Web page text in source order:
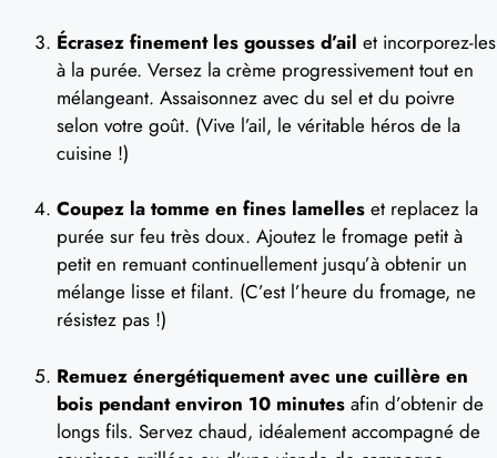
Écrasez finement les gousses d’ail et incorporez-les
à la purée. Versez la crème progressivement tout en
mélangeant. Assaisonnez avec du sel et du poivre
selon votre goût. (Vive l’ail, le véritable héros de la
cuisine !)
Coupez la tomme en fines lamelles et replacez la
purée sur feu très doux. Ajoutez le fromage petit à
petit en remuant continuellement jusqu’à obtenir un
mélange lisse et filant. (C’est l’heure du fromage, ne
résistez pas !)
Remuez énergétiquement avec une cuillère en
bois pendant environ 10 minutes afin d’obtenir de
longs fils. Servez chaud, idéalement accompagné de